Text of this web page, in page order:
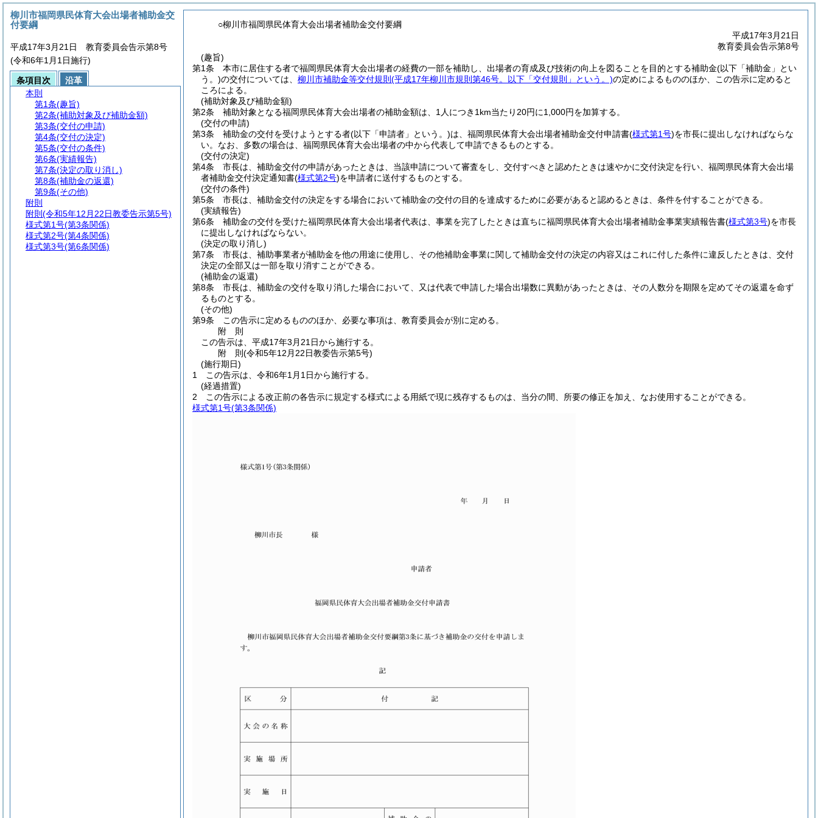
○柳川市福岡県民体育大会出場者補助金交付要綱
平成17年3月21日
教育委員会告示第8号
(趣旨)
第1条
本市に居住する者で福岡県民体育大会出場者の経費の一部を補助し、出場者の育成及び技術の向上を図ることを目的とする補助金(以下「補助金」とい
う。)の交付については、 柳川市補助金等交付規則 (平成17年柳川市規則第46号。以下「交付規則」という。)の定めによるもののほか、この告示に定めると
ころによる。
(補助対象及び補助金額)
第2条
補助対象となる福岡県民体育大会出場者の補助金額は、1人につき1km当たり20円に1,000円を加算する。
(交付の申請)
第3条
補助金の交付を受けようとする者(以下「申請者」という。)は、福岡県民体育大会出場者補助金交付申請書(様式第1号)を市長に提出しなければならな
い。 なお、多数の場合は、福岡県民体育大会出場者の中から代表して申請できるものとする。
(交付の決定)
第4条
市長は、補助金交付の申請があったときは、当該申請について審査をし、交付すべきと認めたときは速やかに交付決定を行い、福岡県民体育大会出場
者補助金交付決定通知書(様式第2号)を申請者に送付するものとする。
(交付の条件)
第5条
市長は、補助金交付の決定をする場合において補助金の交付の目的を達成するために必要があると認めるときは、条件を付することができる。
(実績報告)
第6条
補助金の交付を受けた福岡県民体育大会出場者代表は、事業を完了したときは直ちに福岡県民体育大会出場者補助金事業実績報告書(様式第3号)を市長
に提出しなければならない。
(決定の取り消し)
第7条
市長は、補助事業者が補助金を他の用途に使用し、その他補助金事業に関して補助金交付の決定の内容又はこれに付した条件に違反したときは、交付
決定の全部又は一部を取り消すことができる。
(補助金の返還)
第8条
市長は、補助金の交付を取り消した場合において、又は代表で申請した場合出場数に異動があったときは、その人数分を期限を定めてその返還を命ず
るものとする。
(その他)
第9条
この告示に定めるもののほか、必要な事項は、教育委員会が別に定める。
附 則
この告示は、平成17年3月21日から施行する。
附 則(令和5年12月22日教委告示第5号)
(施行期日)
1
この告示は、令和6年1月1日から施行する。
(経過措置)
2
この告示による改正前の各告示に規定する様式による用紙で現に残存するものは、当分の間、所要の修正を加え、なお使用することができる。
様式第1号(第3条関係)
柳川市福岡県民体育大会出場者補助金交
付要綱
平成17年3月21日 教育委員会告示第8号
(令和6年1月1日施行)
条項目次
沿革
本則
第1条(趣旨)
第2条(補助対象及び補助金額)
第3条(交付の申請)
第4条(交付の決定)
第5条(交付の条件)
第6条(実績報告)
第7条(決定の取り消し)
第8条(補助金の返還)
第9条(その他)
附則
附則 (令和5年12月22日教委告示第5号)
様式第1号(第3条関係)
様式第2号(第4条関係)
様式第3号(第6条関係)